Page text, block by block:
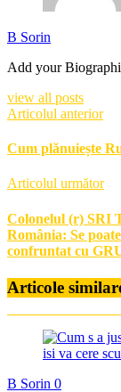
B Sorin
Add your
view all posts
Articolul anterior
Cum plănuiește
Articolul următor
Colonelul (r) SRI
România: Se
confruntat cu
Articole
B Sorin 0